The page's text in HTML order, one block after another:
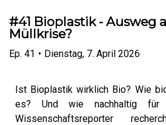
#41 Bioplastik - Ausweg
Müllkrise?
Ep. 41 • Dienstag, 7. April 2026
Ist Bioplastik wirklich Bio? Wie
es? Und wie nachhaltig
Wissenschaftsreporter